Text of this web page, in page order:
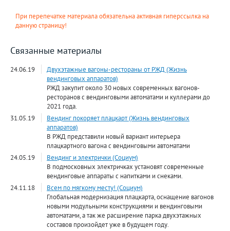
При перепечатке материала обязательна активная гиперссылка на
данную страницу!
Связанные материалы
24.06.19
Двухэтажные вагоны-рестораны от РЖД (Жизнь
вендинговых аппаратов)
РЖД закупит около 30 новых современных вагонов-
ресторанов с вендинговыми автоматами и куллерами до
2021 года.
31.05.19
Вендинг покоряет плацкарт (Жизнь вендинговых
аппаратов)
В РЖД представили новый вариант интерьера
плацкартного вагона с вендинговыми автоматами
24.05.19
Вендинг и электрички (Социум)
В подмосковных электричках установят современные
вендинговые аппараты с напитками и снеками.
24.11.18
Всем по мягкому месту! (Социум)
Глобальная модернизация плацкарта, оснащение вагонов
новыми модульными конструкциями и вендинговыми
автоматами, а так же расширение парка двухэтажных
составов произойдет уже в будущем году.